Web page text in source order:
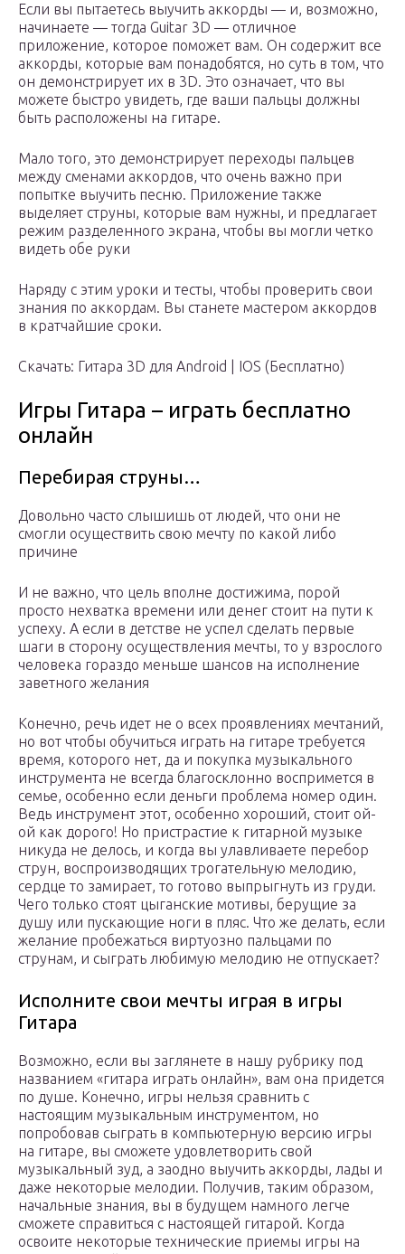
Если вы пытаетесь выучить аккорды — и, возможно,
начинаете — тогда Guitar 3D — отличное
приложение, которое поможет вам. Он содержит все
аккорды, которые вам понадобятся, но суть в том, что
он демонстрирует их в 3D. Это означает, что вы
можете быстро увидеть, где ваши пальцы должны
быть расположены на гитаре.
Мало того, это демонстрирует переходы пальцев
между сменами аккордов, что очень важно при
попытке выучить песню. Приложение также
выделяет струны, которые вам нужны, и предлагает
режим разделенного экрана, чтобы вы могли четко
видеть обе руки
Наряду с этим уроки и тесты, чтобы проверить свои
знания по аккордам. Вы станете мастером аккордов
в кратчайшие сроки.
Скачать: Гитара 3D для Android | IOS (Бесплатно)
Игры Гитара – играть бесплатно
онлайн
Перебирая струны…
Довольно часто слышишь от людей, что они не
смогли осуществить свою мечту по какой либо
причине
И не важно, что цель вполне достижима, порой
просто нехватка времени или денег стоит на пути к
успеху. А если в детстве не успел сделать первые
шаги в сторону осуществления мечты, то у взрослого
человека гораздо меньше шансов на исполнение
заветного желания
Конечно, речь идет не о всех проявлениях мечтаний,
но вот чтобы обучиться играть на гитаре требуется
время, которого нет, да и покупка музыкального
инструмента не всегда благосклонно воспримется в
семье, особенно если деньги проблема номер один.
Ведь инструмент этот, особенно хороший, стоит ой-
ой как дорого! Но пристрастие к гитарной музыке
никуда не делось, и когда вы улавливаете перебор
струн, воспроизводящих трогательную мелодию,
сердце то замирает, то готово выпрыгнуть из груди.
Чего только стоят цыганские мотивы, берущие за
душу или пускающие ноги в пляс. Что же делать, если
желание пробежаться виртуозно пальцами по
струнам, и сыграть любимую мелодию не отпускает?
Исполните свои мечты играя в игры
Гитара
Возможно, если вы заглянете в нашу рубрику под
названием «гитара играть онлайн», вам она придется
по душе. Конечно, игры нельзя сравнить с
настоящим музыкальным инструментом, но
попробовав сыграть в компьютерную версию игры
на гитаре, вы сможете удовлетворить свой
музыкальный зуд, а заодно выучить аккорды, лады и
даже некоторые мелодии. Получив, таким образом,
начальные знания, вы в будущем намного легче
сможете справиться с настоящей гитарой. Когда
освоите некоторые технические приемы игры на